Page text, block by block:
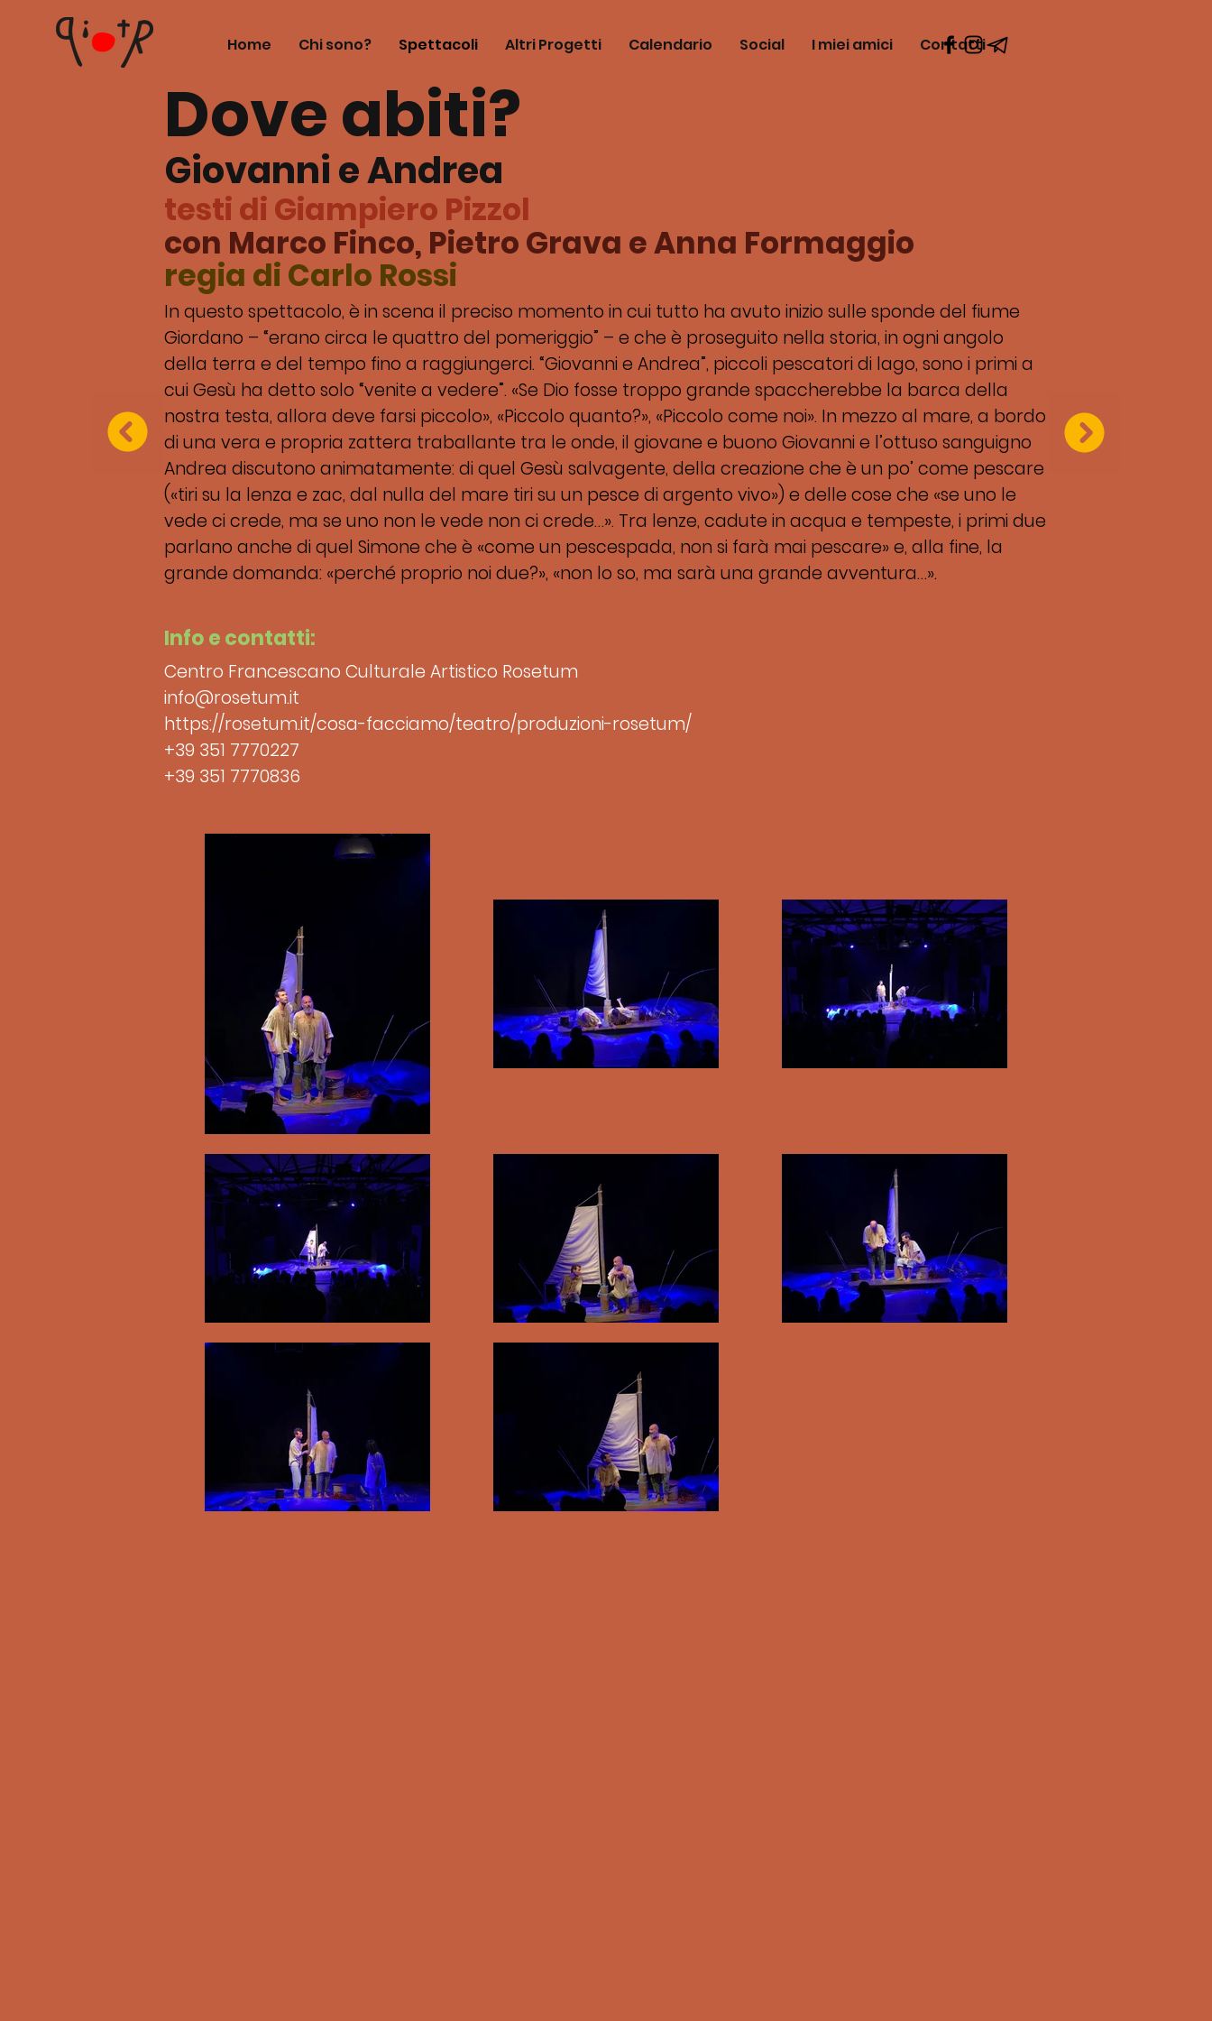
Home Chi sono? Spettacoli Altri Progetti Calendario Social I miei amici Contatti
Dove abiti?
Giovanni e Andrea
con Marco Finco, Pietro Grava e Anna Formaggio
testi di Giampiero Pizzol
regia di Carlo Rossi
In questo spettacolo, è in scena il preciso momento in cui tutto ha avuto inizio sulle sponde del fiume
Giordano – “erano circa le quattro del pomeriggio” – e che è proseguito nella storia, in ogni angolo
della terra e del tempo fino a raggiungerci. “Giovanni e Andrea”, piccoli pescatori di lago, sono i primi a
cui Gesù ha detto solo “venite a vedere”. «Se Dio fosse troppo grande spaccherebbe la barca della
nostra testa, allora deve farsi piccolo», «Piccolo quanto?», «Piccolo come noi». In mezzo al mare, a bordo
di una vera e propria zattera traballante tra le onde, il giovane e buono Giovanni e l’ottuso sanguigno
Andrea discutono animatamente: di quel Gesù salvagente, della creazione che è un po’ come pescare
(«tiri su la lenza e zac, dal nulla del mare tiri su un pesce di argento vivo») e delle cose che «se uno le
vede ci crede, ma se uno non le vede non ci crede…». Tra lenze, cadute in acqua e tempeste, i primi due
parlano anche di quel Simone che è «come un pescespada, non si farà mai pescare» e, alla fine, la
grande domanda: «perché proprio noi due?», «non lo so, ma sarà una grande avventura…».
Info e contatti:
Centro Francescano Culturale Artistico Rosetum
info@rosetum.it
https://rosetum.it/cosa-facciamo/teatro/produzioni-rosetum/
+39 351 7770227
+39 351 7770836